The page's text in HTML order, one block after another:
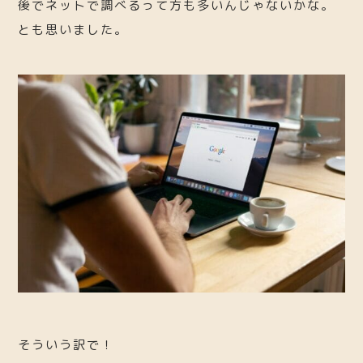
後でネットで調べるって方も多いんじゃないかな。
とも思いました。
そういう訳で！